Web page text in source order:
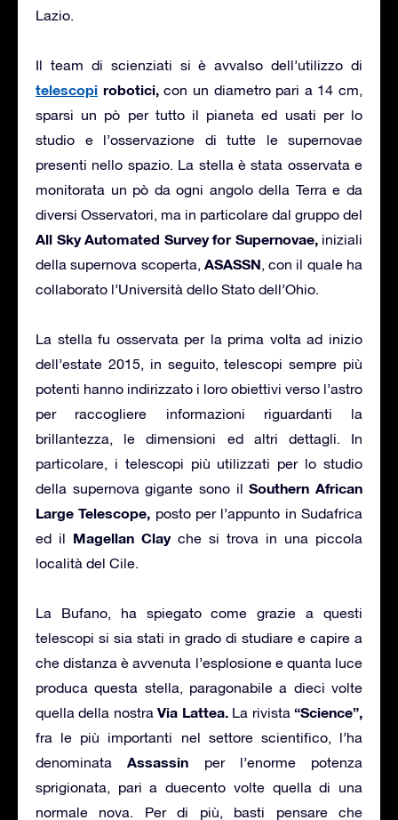
Lazio.
Il team di scienziati si è avvalso dell’utilizzo di
telescopi robotici,con un diametro pari a 14 cm,
sparsi un pò per tutto il pianeta ed usati per lo
studio e l’osservazione di tutte le supernovae
presenti nello spazio. La stella è stata osservata e
monitorata un pò da ogni angolo della Terra e da
diversi Osservatori, ma in particolare dal gruppo del
All Sky Automated Survey for Supernovae,iniziali
della supernova scoperta, ASASSN, con il quale ha
collaborato l’Università dello Stato dell’Ohio.
La stella fu osservata per la prima volta ad inizio
dell’estate 2015, in seguito, telescopi sempre più
potenti hanno indirizzato i loro obiettivi verso l’astro
per raccogliere informazioni riguardanti la
brillantezza, le dimensioni ed altri dettagli. In
particolare, i telescopi più utilizzati per lo studio
della supernova gigante sono ilSouthern African
Large Telescope, posto per l’appunto in Sudafrica
ed il Magellan Clayche si trova in una piccola
località del Cile.
La Bufano, ha spiegato come grazie a questi
telescopi si sia stati in grado di studiare e capire a
che distanza è avvenuta l’esplosione e quanta luce
produca questa stella, paragonabile a dieci volte
quella della nostraVia Lattea.La rivista“Science”,
fra le più importanti nel settore scientifico, l’ha
denominataAssassin per l’enorme potenza
sprigionata, pari a duecento volte quella di una
normale nova. Per di più, basti pensare che